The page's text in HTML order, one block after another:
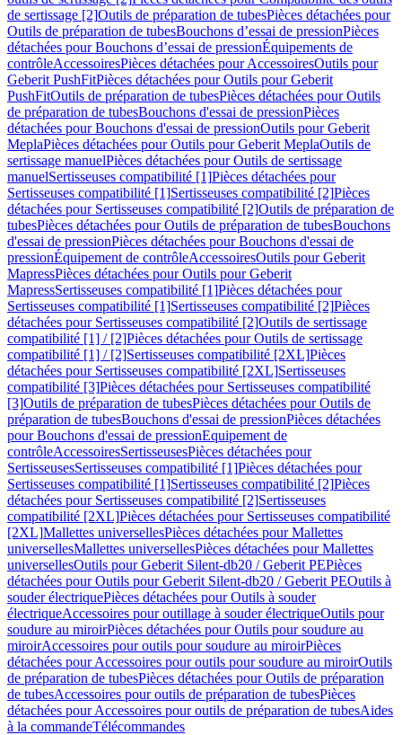
de sertissage [2]Outils de préparation de tubesPièces détachées pour
Outils de préparation de tubesBouchons d’essai de pressionPièces
détachées pour Bouchons d’essai de pressionÉquipements de
contrôleAccessoiresPièces détachées pour AccessoiresOutils pour
Geberit PushFitPièces détachées pour Outils pour Geberit
PushFitOutils de préparation de tubesPièces détachées pour Outils
de préparation de tubesBouchons d'essai de pressionPièces
détachées pour Bouchons d'essai de pressionOutils pour Geberit
MeplaPièces détachées pour Outils pour Geberit MeplaOutils de
sertissage manuelPièces détachées pour Outils de sertissage
manuelSertisseuses compatibilité [1]Pièces détachées pour
Sertisseuses compatibilité [1]Sertisseuses compatibilité [2]Pièces
détachées pour Sertisseuses compatibilité [2]Outils de préparation de
tubesPièces détachées pour Outils de préparation de tubesBouchons
d'essai de pressionPièces détachées pour Bouchons d'essai de
pressionÉquipement de contrôleAccessoiresOutils pour Geberit
MapressPièces détachées pour Outils pour Geberit
MapressSertisseuses compatibilité [1]Pièces détachées pour
Sertisseuses compatibilité [1]Sertisseuses compatibilité [2]Pièces
détachées pour Sertisseuses compatibilité [2]Outils de sertissage
compatibilité [1] / [2]Pièces détachées pour Outils de sertissage
compatibilité [1] / [2]Sertisseuses compatibilité [2XL]Pièces
détachées pour Sertisseuses compatibilité [2XL]Sertisseuses
compatibilité [3]Pièces détachées pour Sertisseuses compatibilité
[3]Outils de préparation de tubesPièces détachées pour Outils de
préparation de tubesBouchons d'essai de pressionPièces détachées
pour Bouchons d'essai de pressionEquipement de
contrôleAccessoiresSertisseusesPièces détachées pour
SertisseusesSertisseuses compatibilité [1]Pièces détachées pour
Sertisseuses compatibilité [1]Sertisseuses compatibilité [2]Pièces
détachées pour Sertisseuses compatibilité [2]Sertisseuses
compatibilité [2XL]Pièces détachées pour Sertisseuses compatibilité
[2XL]Mallettes universellesPièces détachées pour Mallettes
universellesMallettes universellesPièces détachées pour Mallettes
universellesOutils pour Geberit Silent-db20 / Geberit PEPièces
détachées pour Outils pour Geberit Silent-db20 / Geberit PEOutils à
souder électriquePièces détachées pour Outils à souder
électriqueAccessoires pour outillage à souder électriqueOutils pour
soudure au miroirPièces détachées pour Outils pour soudure au
miroirAccessoires pour outils pour soudure au miroirPièces
détachées pour Accessoires pour outils pour soudure au miroirOutils
de préparation de tubesPièces détachées pour Outils de préparation
de tubesAccessoires pour outils de préparation de tubesPièces
détachées pour Accessoires pour outils de préparation de tubesAides
à la commandeTélécommandes